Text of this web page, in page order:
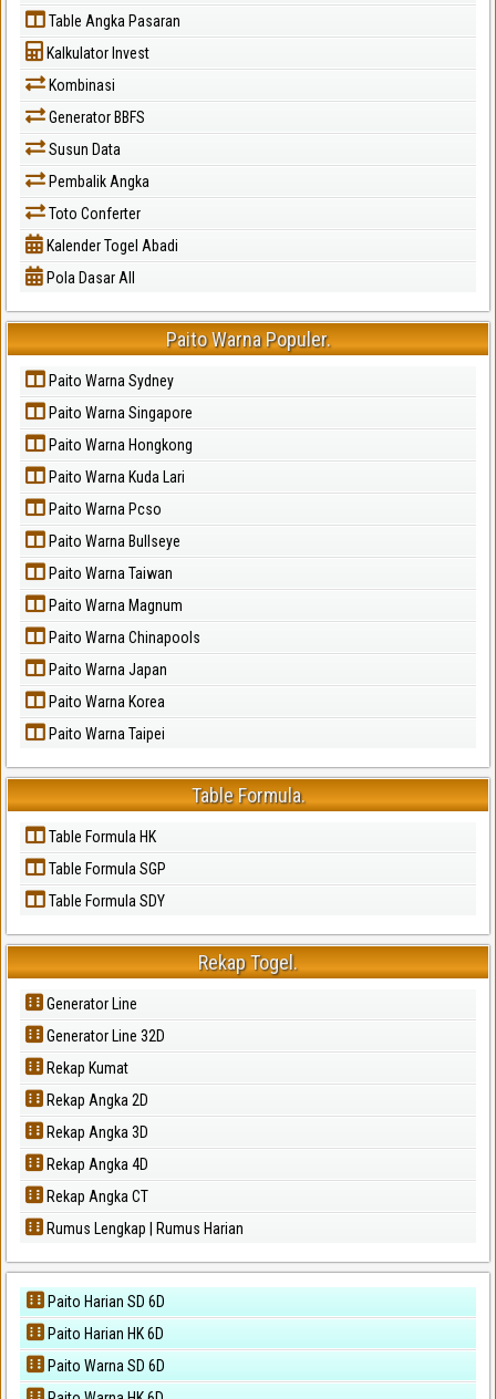
Table Angka Pasaran
Kalkulator Invest
Kombinasi
Generator BBFS
Susun Data
Pembalik Angka
Toto Conferter
Kalender Togel Abadi
Pola Dasar All
Paito Warna Populer.
Paito Warna Sydney
Paito Warna Singapore
Paito Warna Hongkong
Paito Warna Kuda Lari
Paito Warna Pcso
Paito Warna Bullseye
Paito Warna Taiwan
Paito Warna Magnum
Paito Warna Chinapools
Paito Warna Japan
Paito Warna Korea
Paito Warna Taipei
Table Formula.
Table Formula HK
Table Formula SGP
Table Formula SDY
Rekap Togel.
Generator Line
Generator Line 32D
Rekap Kumat
Rekap Angka 2D
Rekap Angka 3D
Rekap Angka 4D
Rekap Angka CT
Rumus Lengkap | Rumus Harian
Paito Harian SD 6D
Paito Harian HK 6D
Paito Warna SD 6D